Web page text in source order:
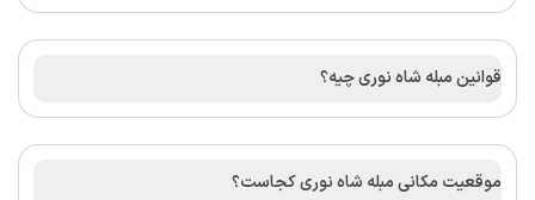
قوانین مبله شاه نوری چیه؟
موقعیت مکانی مبله شاه نوری کجاست؟